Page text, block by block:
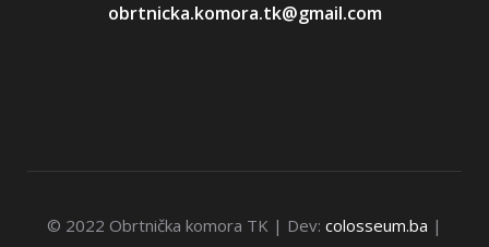
obrtnicka.komora.tk@gmail.com
© 2022 Obrtnička komora TK | Dev: colosseum.ba |